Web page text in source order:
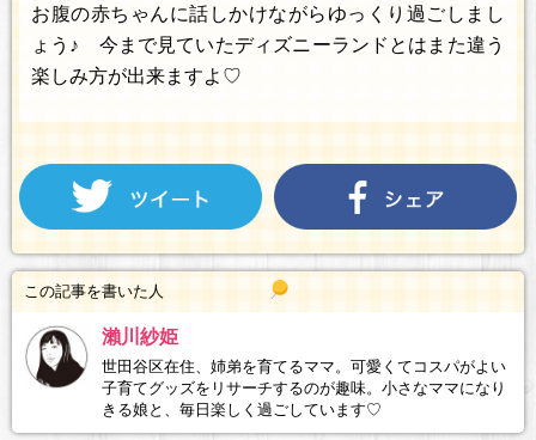
お腹の赤ちゃんに話しかけながらゆっくり過ごしまし
ょう♪ 今まで見ていたディズニーランドとはまた違う
楽しみ方が出来ますよ♡
この記事を書いた人
瀨川紗姫
世田谷区在住、姉弟を育てるママ。可愛くてコスパがよい
子育てグッズをリサーチするのが趣味。小さなママになり
きる娘と、毎日楽しく過ごしています♡